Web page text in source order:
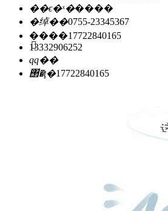
��ϵ�ˣ�����
�绰��0755-23345367
�ֻ���17722840165
13332906252
qq��
΢�ţ�17722840165